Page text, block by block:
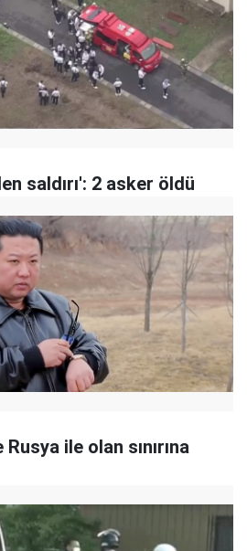
saldırı': 2 asker öldü
ile olan sınırına